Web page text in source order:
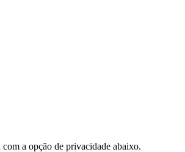
com a opção de privacidade abaixo.